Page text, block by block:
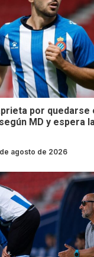
por quedarse
MD y espera
agosto de 2026